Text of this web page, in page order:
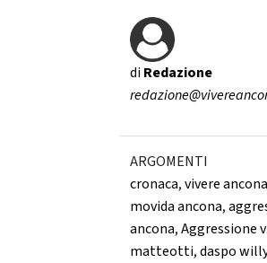
diRedazione
ARGOMENTI
cronaca,vivere ancona
movida ancona,
ancona,Aggressione
matteotti,daspo